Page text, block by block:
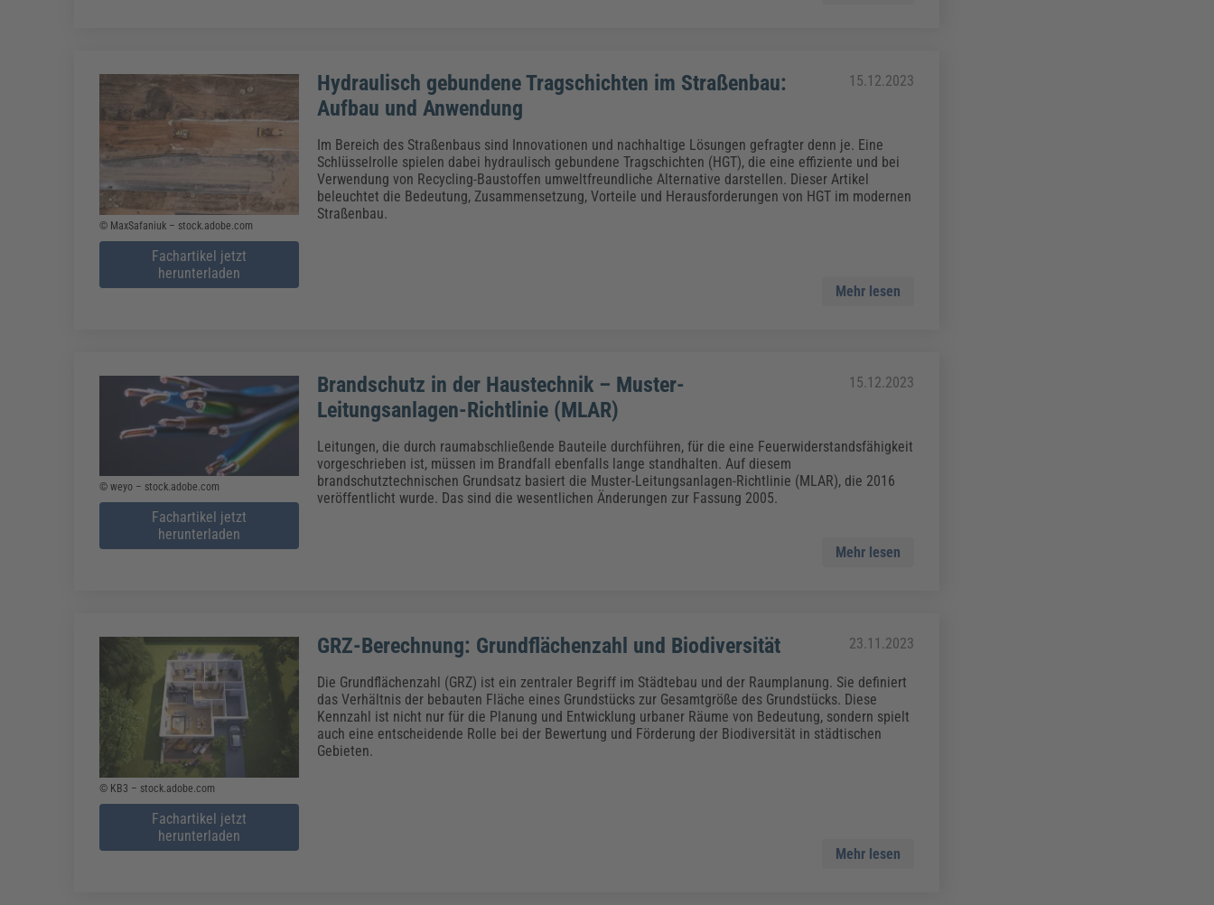
© MaxSafaniuk – stock.adobe.com
Fachartikel jetzt
herunterladen
Hydraulisch gebundene Tragschichten im Straßenbau:
Aufbau und Anwendung
15.12.2023
Im Bereich des Straßenbaus sind Innovationen und nachhaltige Lösungen gefragter denn je. Eine
Schlüsselrolle spielen dabei hydraulisch gebundene Tragschichten (HGT), die eine effiziente und bei
Verwendung von Recycling-Baustoffen umweltfreundliche Alternative darstellen. Dieser Artikel
beleuchtet die Bedeutung, Zusammensetzung, Vorteile und Herausforderungen von HGT im modernen
Straßenbau.
Mehr lesen
© weyo – stock.adobe.com
Fachartikel jetzt
herunterladen
Brandschutz in der Haustechnik – Muster-
Leitungsanlagen-Richtlinie (MLAR)
15.12.2023
Leitungen, die durch raumabschließende Bauteile durchführen, für die eine Feuerwiderstandsfähigkeit
vorgeschrieben ist, müssen im Brandfall ebenfalls lange standhalten. Auf diesem
brandschutztechnischen Grundsatz basiert die Muster-Leitungsanlagen-Richtlinie (MLAR), die 2016
veröffentlicht wurde. Das sind die wesentlichen Änderungen zur Fassung 2005.
Mehr lesen
© KB3 – stock.adobe.com
Fachartikel jetzt
herunterladen
GRZ-Berechnung: Grundflächenzahl und Biodiversität 23.11.2023
Die Grundflächenzahl (GRZ) ist ein zentraler Begriff im Städtebau und der Raumplanung. Sie definiert
das Verhältnis der bebauten Fläche eines Grundstücks zur Gesamtgröße des Grundstücks. Diese
Kennzahl ist nicht nur für die Planung und Entwicklung urbaner Räume von Bedeutung, sondern spielt
auch eine entscheidende Rolle bei der Bewertung und Förderung der Biodiversität in städtischen
Gebieten.
Mehr lesen